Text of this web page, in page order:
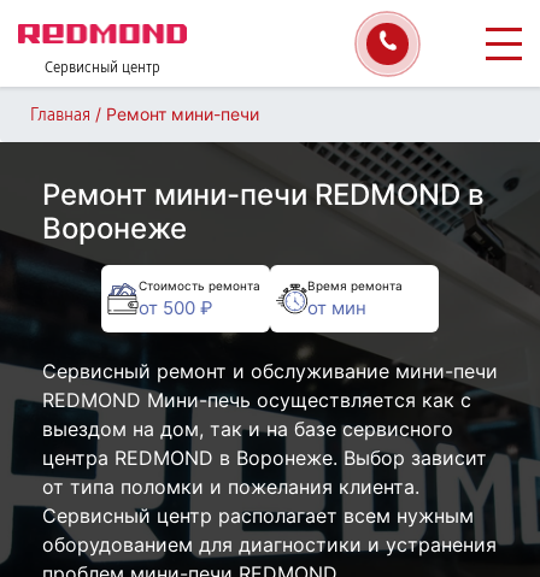
Сервисный центр
Главная / Ремонт мини-печи
Ремонт мини-печи REDMOND в
Воронеже
Стоимость ремонта
от 500 ₽
Время ремонта
от мин
Сервисный ремонт и обслуживание мини-печи
REDMOND Мини-печь осуществляется как с
выездом на дом, так и на базе сервисного
центра REDMOND в Воронеже. Выбор зависит
от типа поломки и пожелания клиента.
Сервисный центр располагает всем нужным
оборудованием для диагностики и устранения